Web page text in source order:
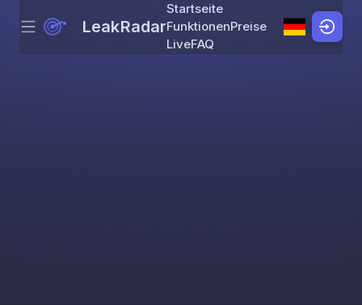
Skip to content
Menu LeakRadar
Startseite
FunktionenPreise
LiveFAQ